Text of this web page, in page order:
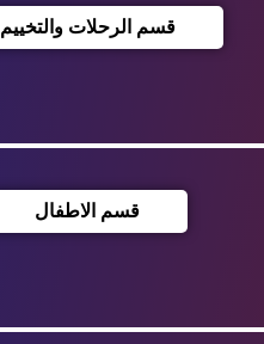
قسم الرحلات والتخييم
قسم الاطفال